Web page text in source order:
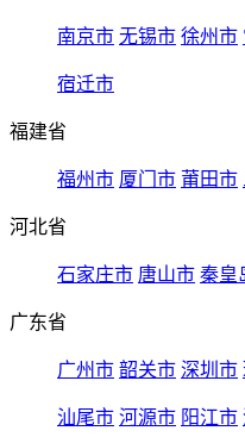
南京市 无锡市 徐州市
宿迁市
福建省
福州市 厦门市 莆田市
河北省
石家庄市 唐山市 秦皇
广东省
广州市 韶关市 深圳市
汕尾市 河源市 阳江市